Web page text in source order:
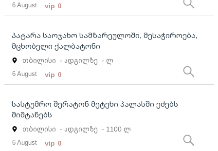
6 August vip 0
პატარა საოჯახო სამზარეულოში, მესაჭიროება,
მცხობელი ქალბატონი
თბილისი - ადგილზე - ლ
6 August vip 0
სასტუმრო შერატონ მეტეხი პალასში ეძებს
მიმტანებს
თბილისი - ადგილზე - 1100 ლ
6 August vip 0